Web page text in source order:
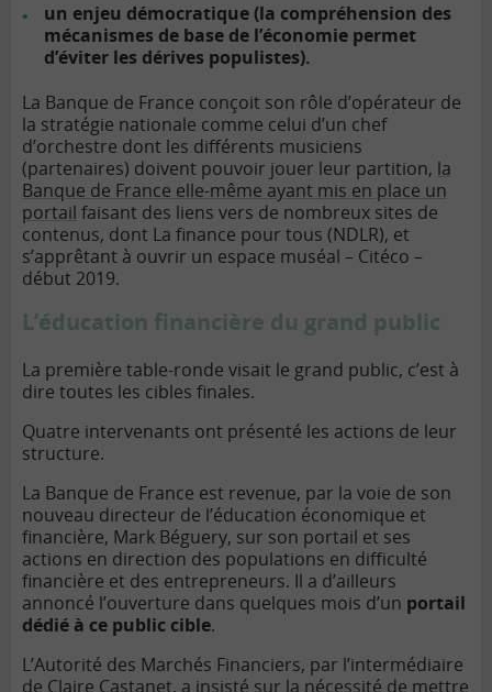
un enjeu démocratique (la compréhension des
mécanismes de base de l’économie permet
d’éviter les dérives populistes).
La Banque de France conçoit son rôle d’opérateur de
la stratégie nationale comme celui d’un chef
d’orchestre dont les différents musiciens
(partenaires) doivent pouvoir jouer leur partition, la
Banque de France elle-même ayant mis en place un
portail faisant des liens vers de nombreux sites de
contenus, dont La finance pour tous (NDLR), et
s’apprêtant à ouvrir un espace muséal – Citéco –
début 2019.
L’éducation financière du grand public
La première table-ronde visait le grand public, c’est à
dire toutes les cibles finales.
Quatre intervenants ont présenté les actions de leur
structure.
La Banque de France est revenue, par la voie de son
nouveau directeur de l’éducation économique et
financière, Mark Béguery, sur son portail et ses
actions en direction des populations en difficulté
financière et des entrepreneurs. Il a d’ailleurs
annoncé l’ouverture dans quelques mois d’un portail
dédié à ce public cible.
L’Autorité des Marchés Financiers, par l’intermédiaire
de Claire Castanet, a insisté sur la nécessité de mettre